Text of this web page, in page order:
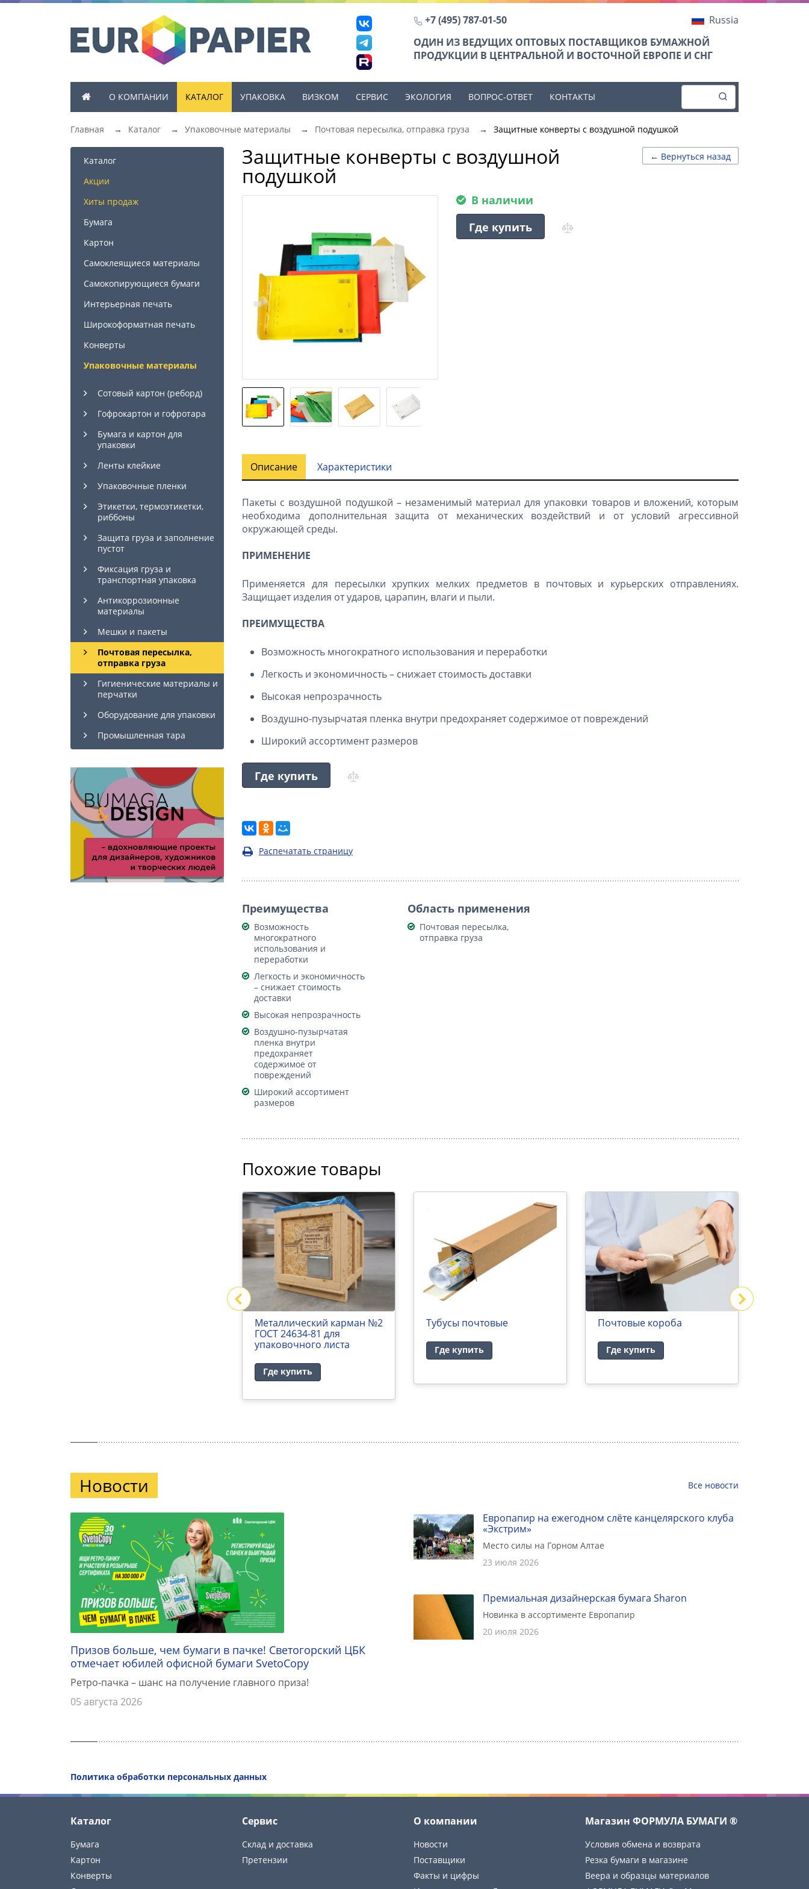
+7 (495) 787-01-50
Russia
ОДИН ИЗ ВЕДУЩИХ ОПТОВЫХ ПОСТАВЩИКОВ БУМАЖНОЙ
ПРОДУКЦИИ В ЦЕНТРАЛЬНОЙ И ВОСТОЧНОЙ ЕВРОПЕ И СНГ
О КОМПАНИИ КАТАЛОГ УПАКОВКА ВИЗКОМ СЕРВИС ЭКОЛОГИЯ ВОПРОС-ОТВЕТ КОНТАКТЫ
Главная → Каталог → Упаковочные материалы → Почтовая пересылка, отправка груза → Защитные конверты с воздушной подушкой
Каталог
Акции
Хиты продаж
Бумага
Картон
Самоклеящиеся материалы
Самокопирующиеся бумаги
Интерьерная печать
Широкоформатная печать
Конверты
Упаковочные материалы
Сотовый картон (реборд)
Гофрокартон и гофротара
Бумага и картон для
упаковки
Ленты клейкие
Упаковочные пленки
Этикетки, термоэтикетки,
риббоны
Защита груза и заполнение
пустот
Фиксация груза и
транспортная упаковка
Антикоррозионные
материалы
Мешки и пакеты
Почтовая пересылка,
отправка груза
Гигиенические материалы и
перчатки
Оборудование для упаковки
Промышленная тара
← Вернуться назад
Защитные конверты с воздушной
подушкой
В наличии
Где купить
Описание Характеристики
Пакеты с воздушной подушкой – незаменимый материал для упаковки товаров и вложений, которым
необходима дополнительная защита от механических воздействий и от условий агрессивной
окружающей среды.
ПРИМЕНЕНИЕ
Применяется для пересылки хрупких мелких предметов в почтовых и курьерских отправлениях.
Защищает изделия от ударов, царапин, влаги и пыли.
ПРЕИМУЩЕСТВА
Возможность многократного использования и переработки
Легкость и экономичность – снижает стоимость доставки
Высокая непрозрачность
Воздушно-пузырчатая пленка внутри предохраняет содержимое от повреждений
Широкий ассортимент размеров
Где купить
Распечатать страницу
Преимущества
Возможность
многократного
использования и
переработки
Легкость и экономичность
– снижает стоимость
доставки
Высокая непрозрачность
Воздушно-пузырчатая
пленка внутри
предохраняет
содержимое от
повреждений
Широкий ассортимент
размеров
Область применения
Почтовая пересылка,
отправка груза
Похожие товары
Металлический карман №2
ГОСТ 24634-81 для
упаковочного листа
Где купить
Тубусы почтовые
Где купить
Почтовые короба
Где купить
Новости Все новости
Призов больше, чем бумаги в пачке! Светогорский ЦБК
отмечает юбилей офисной бумаги SvetoCopy
Ретро-пачка – шанс на получение главного приза!
05 августа 2026
Европапир на ежегодном слёте канцелярского клуба
«Экстрим»
Место силы на Горном Алтае
23 июля 2026
Премиальная дизайнерская бумага Sharon
Новинка в ассортименте Европапир
20 июля 2026
Политика обработки персональных данных
Каталог
Бумага
Картон
Конверты
Сервис
Склад и доставка
Претензии
О компании
Новости
Поставщики
Факты и цифры
Магазин ФОРМУЛА БУМАГИ ®
Условия обмена и возврата
Резка бумаги в магазине
Веера и образцы материалов